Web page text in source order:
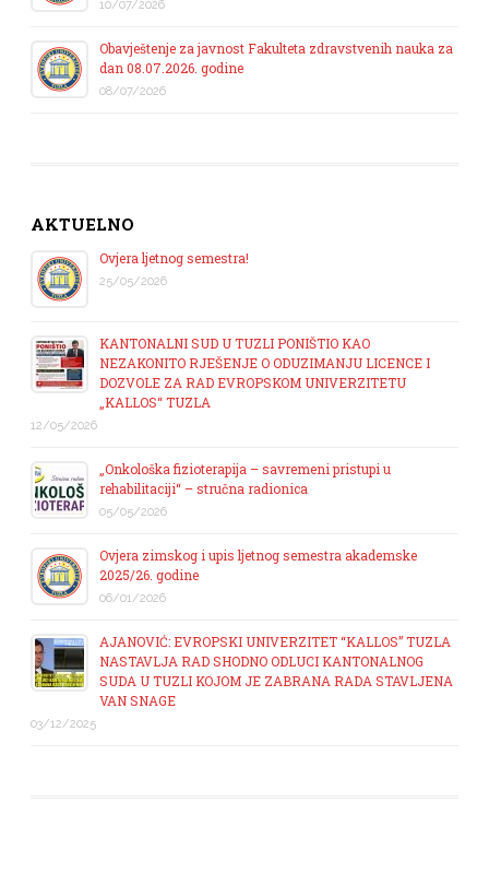
10/07/2026
Obavještenje za javnost Fakulteta zdravstvenih nauka za
dan 08.07.2026. godine
08/07/2026
AKTUELNO
Ovjera ljetnog semestra!
25/05/2026
KANTONALNI SUD U TUZLI PONIŠTIO KAO
NEZAKONITO RJEŠENJE O ODUZIMANJU LICENCE I
DOZVOLE ZA RAD EVROPSKOM UNIVERZITETU
„KALLOS“ TUZLA
12/05/2026
„Onkološka fizioterapija – savremeni pristupi u
rehabilitaciji“ – stručna radionica
05/05/2026
Ovjera zimskog i upis ljetnog semestra akademske
2025/26. godine
06/01/2026
AJANOVIĆ: EVROPSKI UNIVERZITET “KALLOS” TUZLA
NASTAVLJA RAD SHODNO ODLUCI KANTONALNOG
SUDA U TUZLI KOJOM JE ZABRANA RADA STAVLJENA
VAN SNAGE
03/12/2025